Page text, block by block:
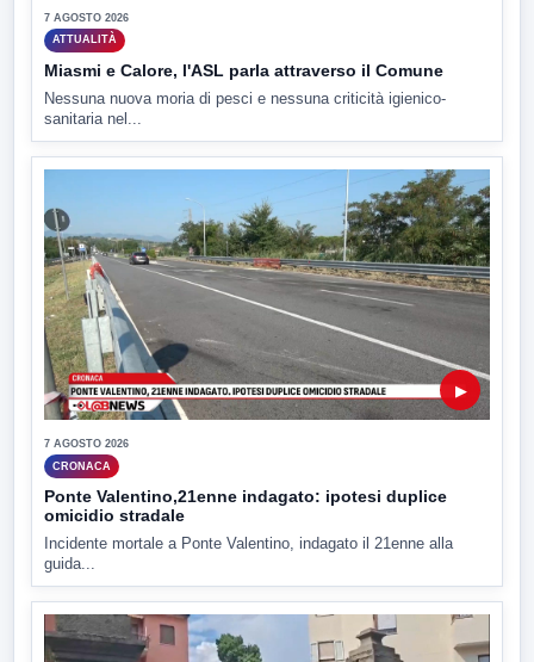
7 AGOSTO 2026
ATTUALITÀ
Miasmi e Calore, l'ASL parla attraverso il Comune
Nessuna nuova moria di pesci e nessuna criticità igienico-
sanitaria nel...
▶
7 AGOSTO 2026
CRONACA
Ponte Valentino,21enne indagato: ipotesi duplice
omicidio stradale
Incidente mortale a Ponte Valentino, indagato il 21enne alla
guida...